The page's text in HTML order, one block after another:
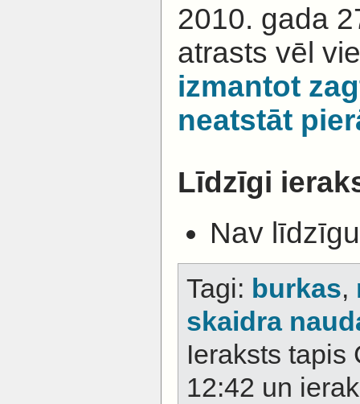
2010. gada
atrasts vēl
izmantot
neatstāt
Līdzīgi
Nav
Tagi: burkas,
skaidra
Ieraksts tapis
12:42 un